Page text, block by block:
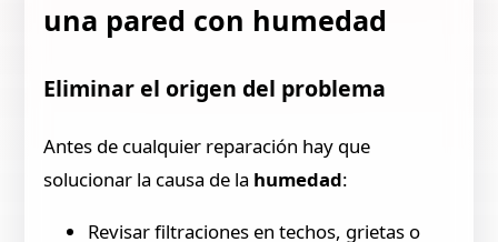
una pared con humedad
Eliminar el origen del problema
Antes de cualquier reparación hay que
solucionar la causa de la humedad:
Revisar filtraciones en techos, grietas o